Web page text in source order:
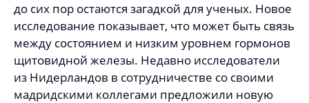
до сих пор остаются загадкой для ученых. Новое
исследование показывает, что может быть связь
между состоянием и низким уровнем гормонов
щитовидной железы. Недавно исследователи
из Нидерландов в сотрудничестве со своими
мадридскими коллегами предложили новую